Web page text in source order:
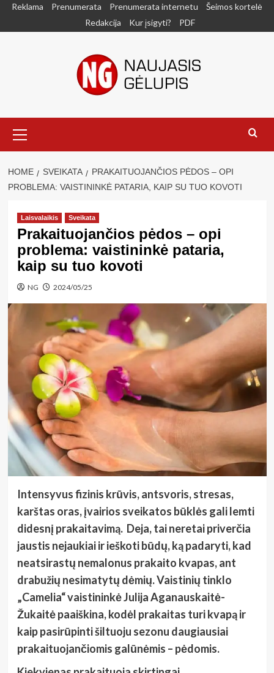
SkipReklama Prenumerata Prenumerata internetu
Šeimos kortelė
Redakcija
Kur įsigyti? PDF
Menu
HOME SVEIKATA
PRAKAITUOJANČIOS PĖDOS – OPI
PROBLEMA: VAISTININKĖ PATARIA, KAIP SU TUO KOVOTI
Laisvalaikis Sveikata
Prakaituojančios pėdos – opi
problema: vaistininkė pataria,
kaip su tuo kovoti
NG 2024/05/25
Intensyvus fizinis krūvis, antsvoris, stresas,
karštas oras, įvairios sveikatos būklės gali lemti
didesnį prakaitavimą. Deja, tai neretai priverčia
jaustis nejaukiai ir ieškoti būdų, ką padaryti, kad
neatsirastų nemalonus prakaito kvapas, ant
drabužių nesimatytų dėmių. Vaistinių tinklo
„Camelia“ vaistininkė Julija Aganauskaitė-
Žukaitė paaiškina, kodėl prakaitas turi kvapą ir
kaip pasirūpinti šiltuoju sezonu daugiausiai
prakaituojančiomis galūnėmis – pėdomis.